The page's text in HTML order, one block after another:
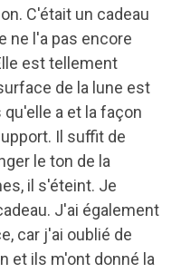
C'était un cadeau
ne l'a pas encore
est tellement
de la lune est
a et la façon
Il suffit de
le ton de la
il s'éteint. Je
J'ai également
car j'ai oublié de
et ils m'ont donné la